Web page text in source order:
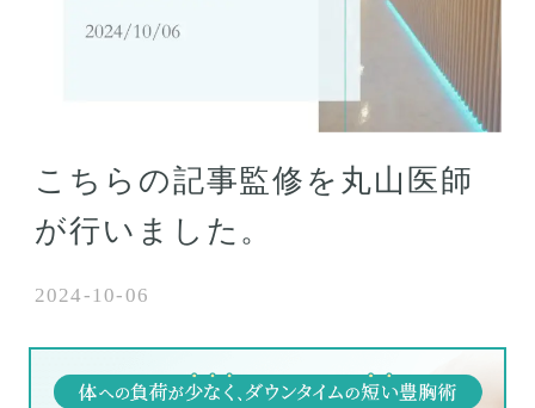
こちらの記事監修を丸山医師
が行いました。
2024-10-06